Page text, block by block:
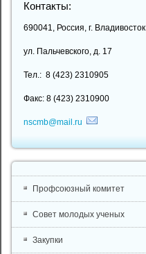
Контакты:
690041, Россия, г. Владивосток
ул. Пальчевского, д. 17
Тел.: 8 (423) 2310905
Факс: 8 (423) 2310900
nscmb@mail.ru
Профсоюзный комитет
Совет молодых ученых
Закупки